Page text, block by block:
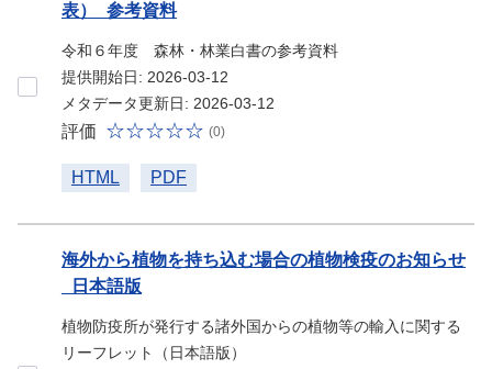
表）_参考資料
令和６年度 森林・林業白書の参考資料
提供開始日: 2026-03-12
メタデータ更新日: 2026-03-12
評価 (0)
HTML PDF
海外から植物を持ち込む場合の植物検疫のお知らせ
_日本語版
植物防疫所が発行する諸外国からの植物等の輸入に関する
リーフレット（日本語版）